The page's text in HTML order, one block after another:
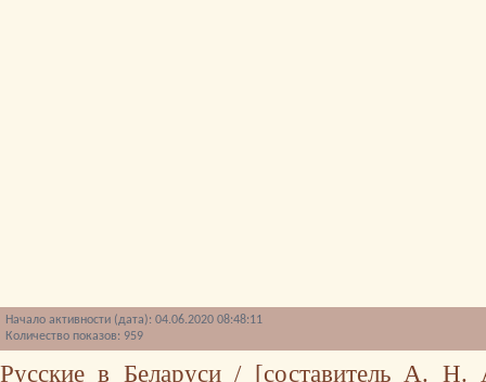
Начало активности (дата): 04.06.2020 08:48:11
Количество показов: 959
Русские в Беларуси / [составитель А.